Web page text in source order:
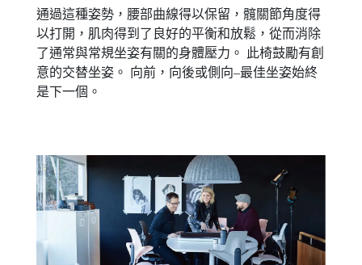
通過這種姿勢，腰部曲線得以保留，髖關節角度得
以打開，肌肉得到了良好的平衡和放鬆，從而消除
了通常與常規坐姿有關的身體壓力。 此椅鼓勵有創
意的交替坐姿。 向前，向後或側向–最佳坐姿始終
是下一個。